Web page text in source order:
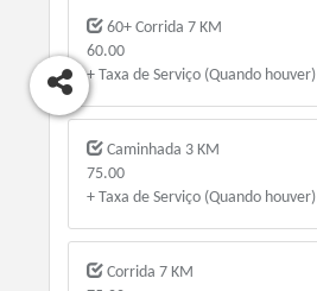
60+ Corrida 7 KM
60.00
+ Taxa de Serviço (Quando houver)
Caminhada 3 KM
75.00
+ Taxa de Serviço (Quando houver)
Corrida 7 KM